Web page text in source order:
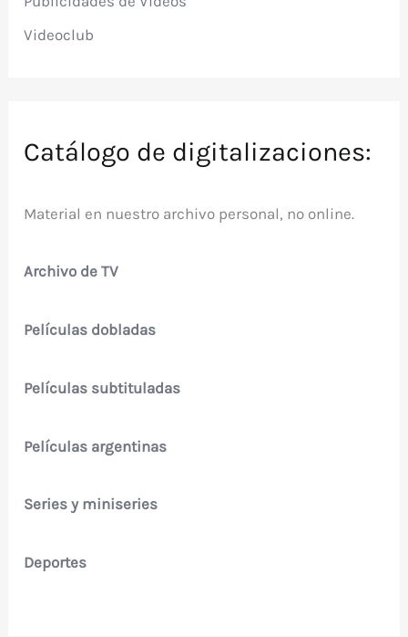
Videoclub
Catálogo de digitalizaciones:
Material en nuestro archivo personal, no online.
Archivo de TV
Películas dobladas
Películas subtituladas
Películas argentinas
Series y miniseries
Deportes